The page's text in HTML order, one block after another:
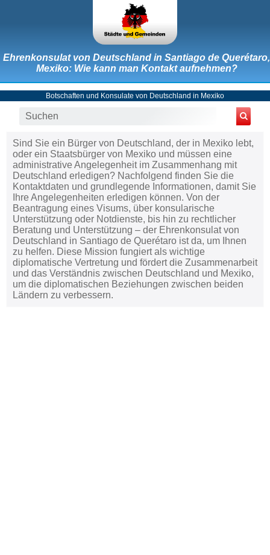
Ehrenkonsulat von Deutschland in Santiago de Querétaro,
Mexiko: Wie kann man Kontakt aufnehmen?
Botschaften und Konsulate von Deutschland in Mexiko
Sind Sie ein Bürger von Deutschland, der in Mexiko lebt,
oder ein Staatsbürger von Mexiko und müssen eine
administrative Angelegenheit im Zusammenhang mit
Deutschland erledigen? Nachfolgend finden Sie die
Kontaktdaten und grundlegende Informationen, damit Sie
Ihre Angelegenheiten erledigen können. Von der
Beantragung eines Visums, über konsularische
Unterstützung oder Notdienste, bis hin zu rechtlicher
Beratung und Unterstützung – der Ehrenkonsulat von
Deutschland in Santiago de Querétaro ist da, um Ihnen
zu helfen. Diese Mission fungiert als wichtige
diplomatische Vertretung und fördert die Zusammenarbeit
und das Verständnis zwischen Deutschland und Mexiko,
um die diplomatischen Beziehungen zwischen beiden
Ländern zu verbessern.